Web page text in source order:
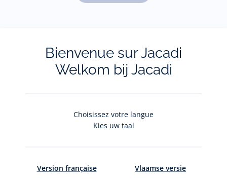
Le Club Jacadi
Bienvenue sur Jacadi
Welkom bij Jacadi
Choisissez votre langue
Kies uw taal
Version française Vlaamse versie